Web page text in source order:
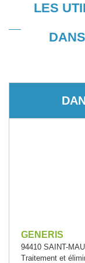
LES
GENERIS
94410 SAINT-
Traitement et